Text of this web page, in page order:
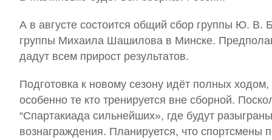
А в августе состоится общий сбор группы Ю. В.
группы Михаила Шашилова в Минске.
дадут всем прирост результатов.
Подготовка к новому сезону идёт полных
особенно те кто тренируется вне сборной.
“Спартакиада сильнейших», где будут
вознаграждения. Планируется, что спортсмены